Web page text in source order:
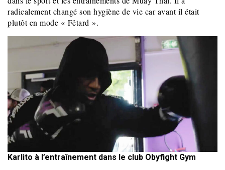
radicalement changé son hygiène de vie car avant il était
plutôt en mode « Fêtard ».
Karlito à l’entraînement dans le club Obyfight Gym